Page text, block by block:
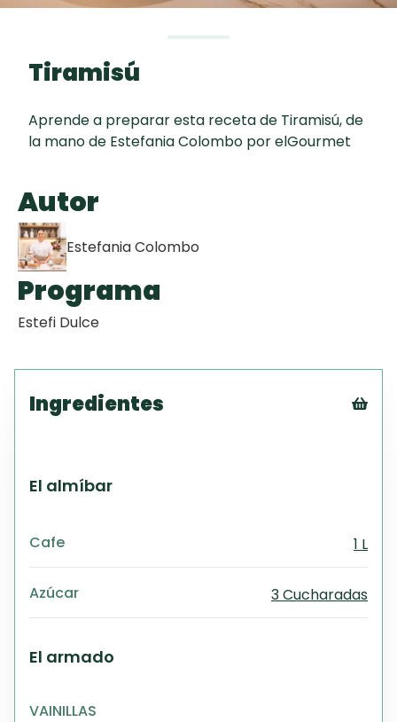
Chispas de
Chocolate
Tiramisú
Aprende a preparar esta receta de Tiramisú, de
la mano de Estefania Colombo por elGourmet
Autor
Estefania Colombo
Programa
Estefi Dulce
Ingredientes
El almíbar
Cafe 1 L
Azúcar 3 Cucharadas
El armado
VAINILLAS